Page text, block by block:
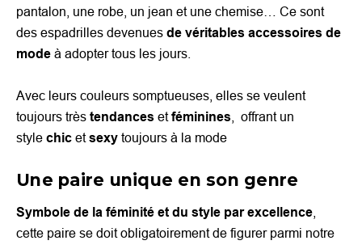
pantalon, une robe, un jean et une chemise… Ce sont
des espadrilles devenues de véritables accessoires de
mode à adopter tous les jours.
Avec leurs couleurs somptueuses, elles se veulent
toujours très tendances etféminines , offrant un
style chic etsexy toujours à la mode
Une paire unique en son genre
Symbole de la féminité et du style par excellence
cette paire se doit obligatoirement de figurer parmi notre